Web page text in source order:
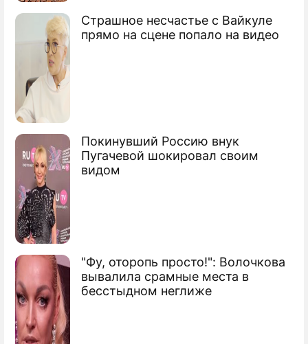
Страшное несчастье с Вайкуле
прямо на сцене попало на видео
Покинувший Россию внук
Пугачевой шокировал своим
видом
"Фу, оторопь просто!": Волочкова
вывалила срамные места в
бесстыдном неглиже
Французы неточно перевели план
Медведева